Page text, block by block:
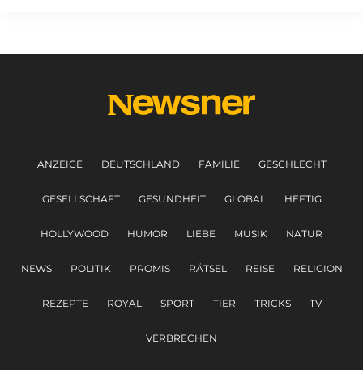
ANZEIGE DEUTSCHLAND FAMILIE GESCHLECHT
GESELLSCHAFT GESUNDHEIT GLOBAL HEFTIG
HOLLYWOOD HUMOR LIEBE MUSIK NATUR
NEWS POLITIK PROMIS RÄTSEL REISE RELIGION
REZEPTE ROYAL SPORT TIER TRICKS TV
VERBRECHEN